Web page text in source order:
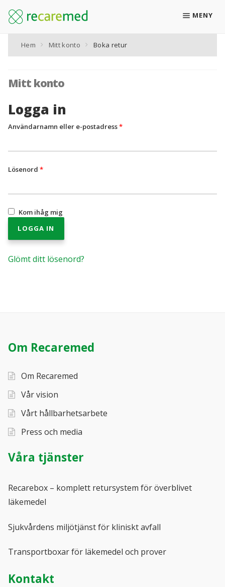
MENY
Boka retur
Alla produkter
KATEGORIER
Retursystemet Recarebox XL
Låsbara skåp för Recarebox & Recarebox XL
Plåsterbox för läkemedelsplåster
Recarebox tillbehör
INFORMATION
Referenscase för Recarebox
Recarebox instruktionsfilmer
Sjukvårdens miljötjänst för vårdens farliga
avfall
Alla produkter
Tjänst för kanylburkar
Tjänst för skärande, stickande och smittförande avfall
Tjänst för cytostatika- och läkemedelsavfall
Tillbehör Sjukvårdens miljötjänst
Hem Mitt konto Boka retur
Mitt konto
Logga in
Användarnamn eller e-postadress*Obligatoriskt
Lösenord *Obligatoriskt
Kom ihåg mig
LOGGA IN
Glömt ditt lösenord?
Om Recaremed
Om Recaremed
Vår vision
Vårt hållbarhetsarbete
Press och media
Våra tjänster
Recarebox – komplett retursystem för överblivet
läkemedel
Sjukvårdens miljötjänst för kliniskt avfall
Transportboxar för läkemedel och prover
Kontakt